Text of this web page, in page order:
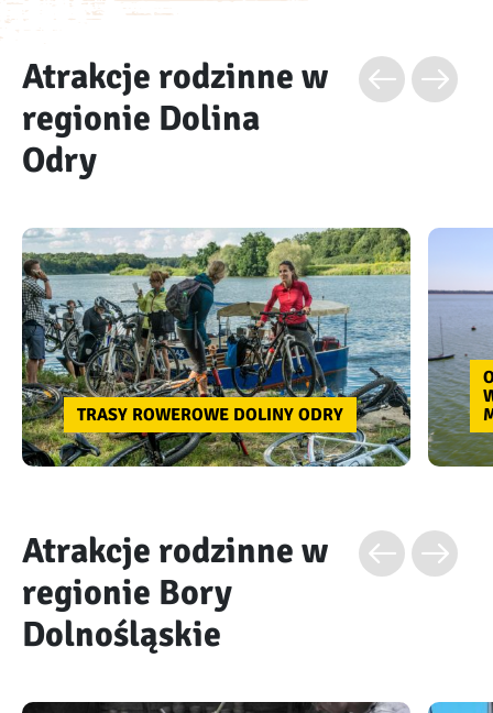
Atrakcje rodzinne w
regionie Dolina
Odry
TRASY ROWEROWE DOLINY ODRY
Atrakcje rodzinne w
regionie Bory
Dolnośląskie